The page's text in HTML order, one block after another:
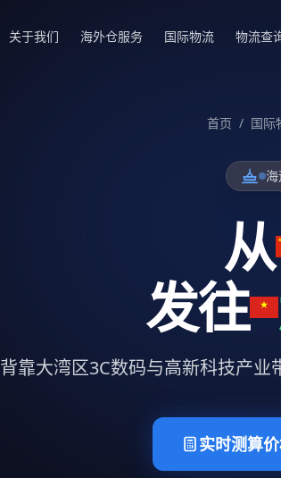
关于我们 海外仓服务 国际物流 物流查
首页 / 国际
从
发往
背靠大湾区3C数码与高新科技产业
实时测算